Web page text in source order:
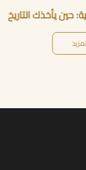
قلب نجد